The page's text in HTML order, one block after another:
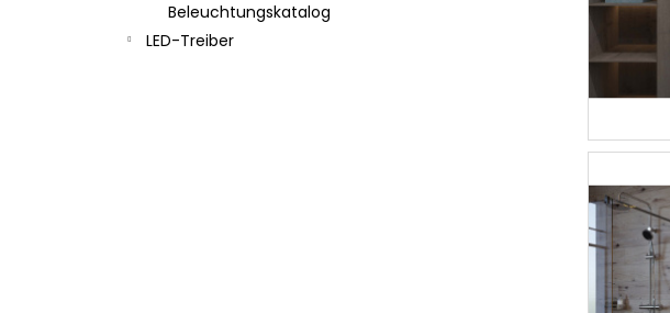
Beleuchtungskatalog
LED-Treiber